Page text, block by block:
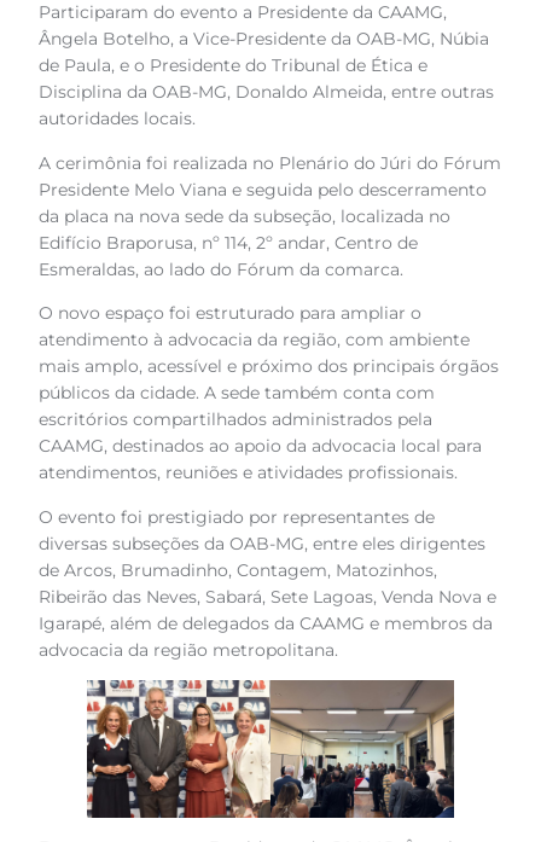
Participaram do evento a Presidente da CAAMG,
Ângela Botelho, a Vice-Presidente da OAB-MG, Núbia
de Paula, e o Presidente do Tribunal de Ética e
Disciplina da OAB-MG, Donaldo Almeida, entre outras
autoridades locais.
A cerimônia foi realizada no Plenário do Júri do Fórum
Presidente Melo Viana e seguida pelo descerramento
da placa na nova sede da subseção, localizada no
Edifício Braporusa, nº 114, 2º andar, Centro de
Esmeraldas, ao lado do Fórum da comarca.
O novo espaço foi estruturado para ampliar o
atendimento à advocacia da região, com ambiente
mais amplo, acessível e próximo dos principais órgãos
públicos da cidade. A sede também conta com
escritórios compartilhados administrados pela
CAAMG, destinados ao apoio da advocacia local para
atendimentos, reuniões e atividades profissionais.
O evento foi prestigiado por representantes de
diversas subseções da OAB-MG, entre eles dirigentes
de Arcos, Brumadinho, Contagem, Matozinhos,
Ribeirão das Neves, Sabará, Sete Lagoas, Venda Nova e
Igarapé, além de delegados da CAAMG e membros da
advocacia da região metropolitana.